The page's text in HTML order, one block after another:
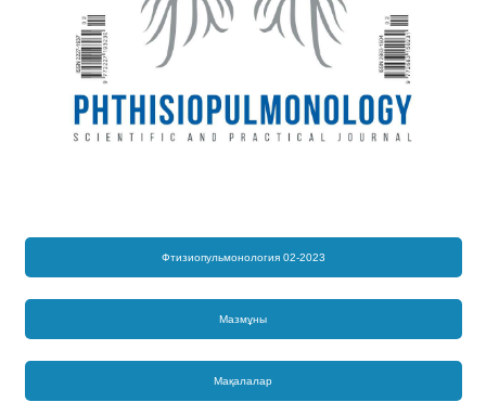
Фтизиопульмонология 02-2023
Мазмұны
Мақалалар